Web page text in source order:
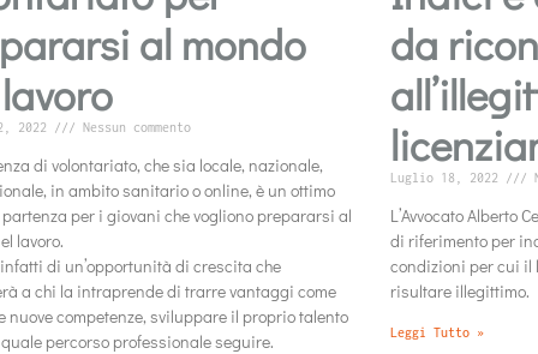
al mondo
2022 Nessun commento
di volontariato, che sia locale, nazionale,
in ambito sanitario o online, è un ottimo
per i giovani che vogliono prepararsi al
lavoro.
di un’opportunità di crescita che
a chi la intraprende di trarre vantaggi come
nuove competenze, sviluppare il proprio talento
percorso professionale seguire.
da
Luglio 18, 2022
L’Avvocato Alberto
di riferimento per
condizioni per cui il
risultare illegittimo.
Leggi Tutto »